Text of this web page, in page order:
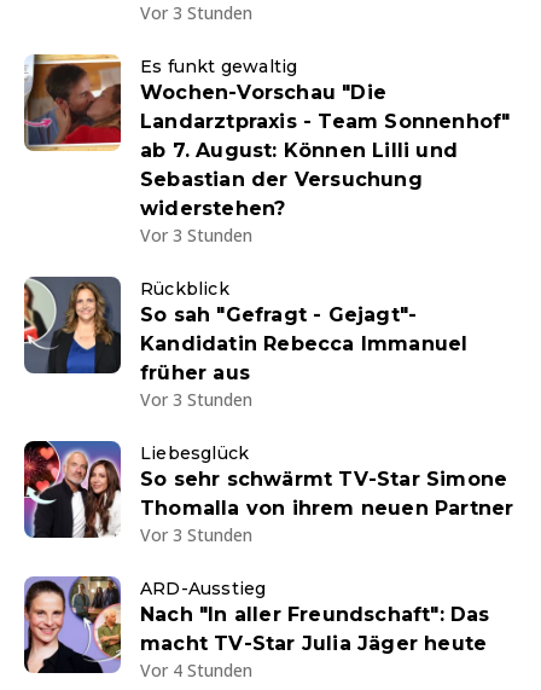
Vor 3 Stunden
Es funkt gewaltig
Wochen-Vorschau "Die
Landarztpraxis - Team Sonnenhof"
ab 7. August: Können Lilli und
Sebastian der Versuchung
widerstehen?
Vor 3 Stunden
Rückblick
So sah "Gefragt - Gejagt"-
Kandidatin Rebecca Immanuel
früher aus
Vor 3 Stunden
Liebesglück
So sehr schwärmt TV-Star Simone
Thomalla von ihrem neuen Partner
Vor 3 Stunden
ARD-Ausstieg
Nach "In aller Freundschaft": Das
macht TV-Star Julia Jäger heute
Vor 4 Stunden